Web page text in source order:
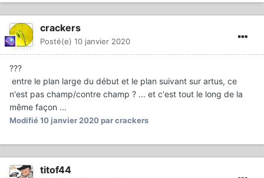
crackers
Posté(e) 10 janvier 2020
???
entre le plan large du début et le plan suivant sur artus, ce
n'est pas champ/contre champ ? ... et c'est tout le long de la
même façon ...
Modifié10 janvier 2020par crackers
titof44